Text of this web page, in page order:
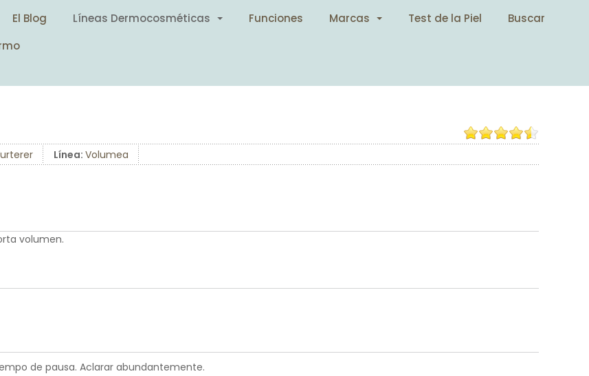
El Blog Líneas Dermocosméticas Funciones Marcas Test de la Piel
Buscar
Línea: Volumea
volumen.
de pausa. Aclarar abundantemente.